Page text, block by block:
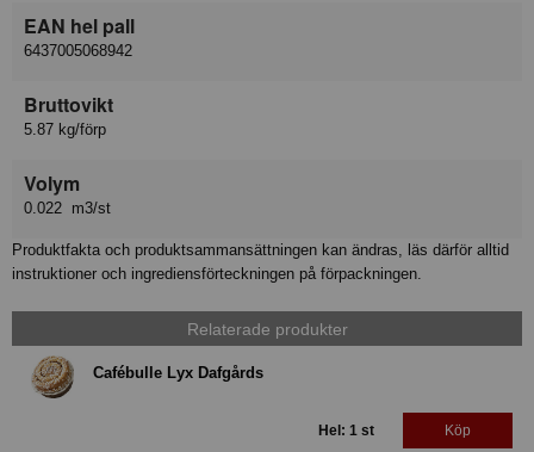
EAN hel pall
6437005068942
Bruttovikt
5.87 kg/förp
Volym
0.022 m3/st
Produktfakta och produktsammansättningen kan ändras, läs därför alltid
instruktioner och ingrediensförteckningen på förpackningen.
Relaterade produkter
Cafébulle Lyx Dafgårds
Hel: 1 st Köp